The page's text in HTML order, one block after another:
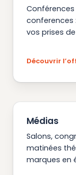
conferences
vos prises
Découvrir
Médias
Salons,
matinées
marques en